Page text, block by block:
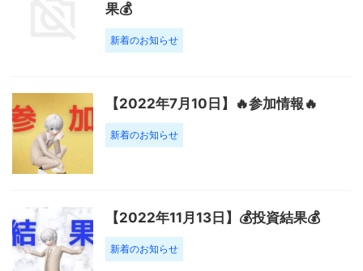
果💰
新着のお知らせ
【2022年7月10日】🔥参加情報🔥
新着のお知らせ
【2022年11月13日】💰投資結果💰
新着のお知らせ